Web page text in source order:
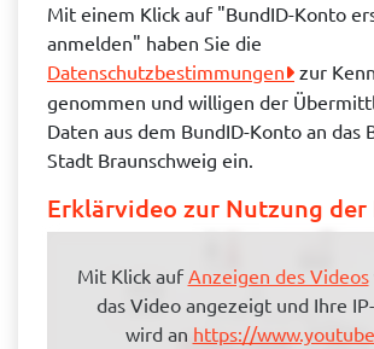
Mit einem Klick auf "BundID-Konto
anmelden" haben Sie die
Datenschutzbestimmungen
zur
genommen und willigen der
Daten aus dem BundID-Konto an das
Stadt Braunschweig ein.
Erklärvideo zur Nutzung der
Mit Klick aufAnzeigen des Videos
das Video angezeigt und Ihre
wird an https://